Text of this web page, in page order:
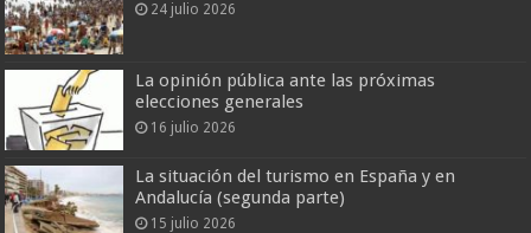
24 julio 2026
La opinión pública ante las próximas
elecciones generales
16 julio 2026
La situación del turismo en España y en
Andalucía (segunda parte)
15 julio 2026